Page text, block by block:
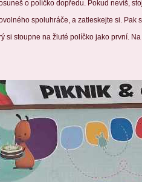
o políčko dopředu. Pokud nevíš,
spoluhráče, a zatleskejte si. Pak
si stoupne na žluté políčko jako první.